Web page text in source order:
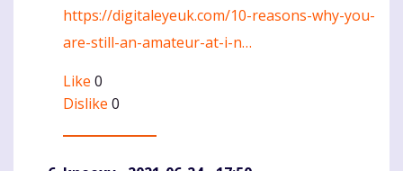
https://digitaleyeuk.com/10-reasons-why-you-
are-still-an-amateur-at-i-n…
Like 0
Dislike 0